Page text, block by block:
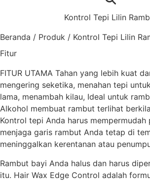
Kontrol Tepi Lilin
Beranda / Produk / Kontrol Tepi Lilin
Fitur
FITUR UTAMA Tahan yang lebih kuat
mengering seketika, menahan tepi
lama, menambah kilau, Ideal untuk
Alkohol membuat rambut terlihat
Kontrol tepi Anda harus mempermudah
menjaga garis rambut Anda tetap di
meninggalkan kerentanan atau
Rambut bayi Anda halus dan harus
itu. Hair Wax Edge Control adalah